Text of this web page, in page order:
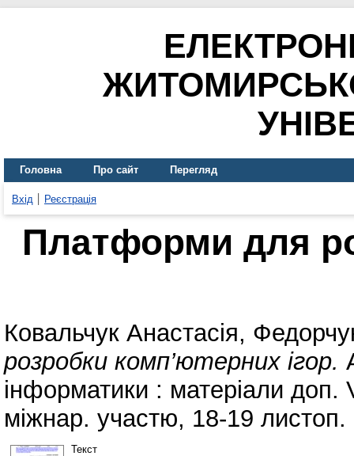
Головна Про сайт Перегляд
Вхід Реєстрація
Платформи для
Ковальчук Анастасія,
розробки комп’ютерних ігор.
інформатики : матеріали доп.
міжнар. участю, 18-19
Текст